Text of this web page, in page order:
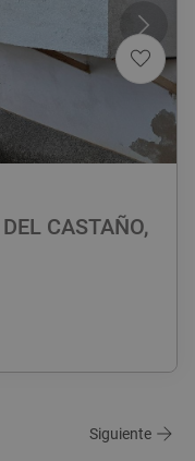
CASTAÑO,
Siguiente